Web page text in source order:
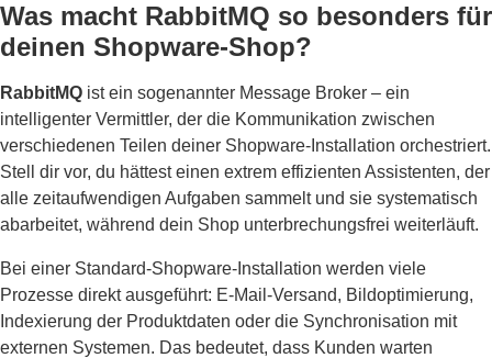
Was macht RabbitMQ so besonders für
deinen Shopware-Shop?
RabbitMQ ist ein sogenannter Message Broker – ein
intelligenter Vermittler, der die Kommunikation zwischen
verschiedenen Teilen deiner Shopware-Installation orchestriert.
Stell dir vor, du hättest einen extrem effizienten Assistenten, der
alle zeitaufwendigen Aufgaben sammelt und sie systematisch
abarbeitet, während dein Shop unterbrechungsfrei weiterläuft.
Bei einer Standard-Shopware-Installation werden viele
Prozesse direkt ausgeführt: E-Mail-Versand, Bildoptimierung,
Indexierung der Produktdaten oder die Synchronisation mit
externen Systemen. Das bedeutet, dass Kunden warten